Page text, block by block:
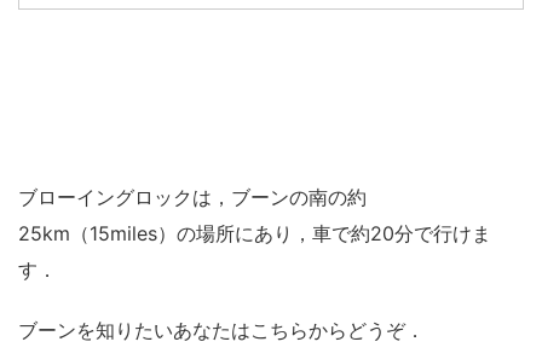
ブローイングロックは，ブーンの南の約
25km（15miles）の場所にあり，車で約20分で行けま
す．
ブーンを知りたいあなたはこちらからどうぞ．